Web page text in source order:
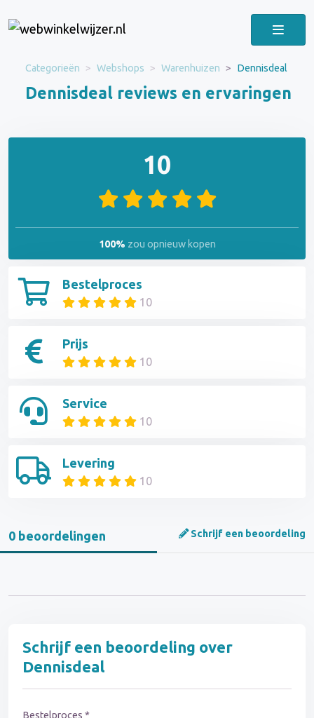
Categorieën Webshops Warenhuizen Dennisdeal
Dennisdeal reviews en ervaringen
Bestelproces
10
Prijs
10
Service
10
Levering
10
10
100% zou opnieuw kopen
0 beoordelingen Schrijf een beoordeling
Schrijf een beoordeling over
Dennisdeal
Bestelproces *